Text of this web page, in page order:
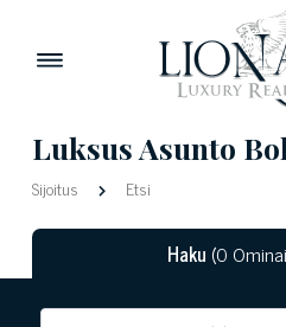
Luksus Asunto
Sijoitus Etsi
Haku (0